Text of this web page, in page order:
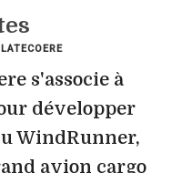
LATECOERE
s'associe à
développer
WindRunner,
avion cargo